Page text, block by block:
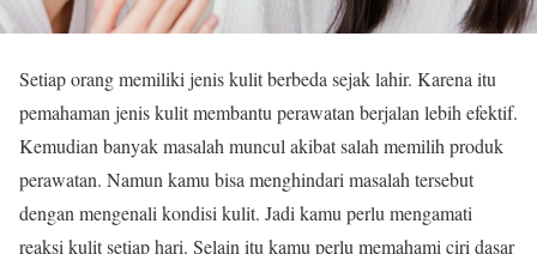
Setiap orang memiliki jenis kulit berbeda sejak lahir. Karena itu
pemahaman jenis kulit membantu perawatan berjalan lebih efektif.
Kemudian banyak masalah muncul akibat salah memilih produk
perawatan. Namun kamu bisa menghindari masalah tersebut
dengan mengenali kondisi kulit. Jadi kamu perlu mengamati
reaksi kulit setiap hari. Selain itu kamu perlu memahami ciri dasar